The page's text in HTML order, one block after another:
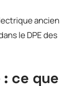
ancien
le DPE des
ce que